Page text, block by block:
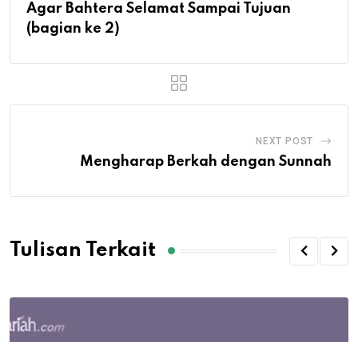
Agar Bahtera Selamat Sampai Tujuan
(bagian ke 2)
NEXT POST
Mengharap Berkah dengan Sunnah
Tulisan Terkait